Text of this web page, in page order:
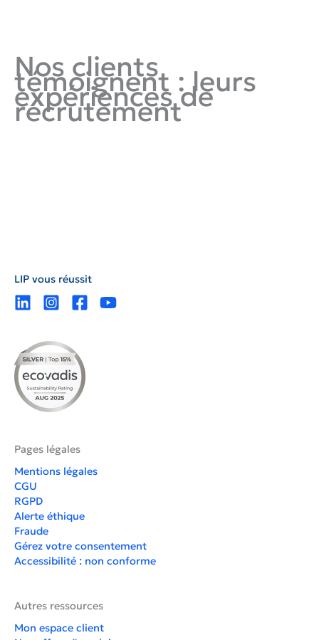
Nos clients
témoignent : leurs
expériences de
recrutement
LIP vous réussit
Pages légales
Mentions légales
CGU
RGPD
Alerte éthique
Fraude
Gérez votre consentement
Accessibilité : non conforme
Autres ressources
Mon espace client